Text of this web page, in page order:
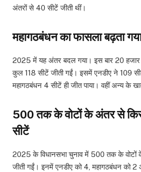
अंतरों से 40 सीटें जीती थीं।
महागठबंधन का फासला बढ़ता
2025 में यह अंतर बदल गया। इस बार 20 हजार
कुल 118 सीटें जीती गईं। इसमें एनडीए ने 109
महागठबंधन 4 सीटें ही जीत पाया। वहीं अन्य के
500 तक के वोटों के अंतर से
सीटें
2025 के विधानसभा चुनाव में 500 तक के
जीती गईं। इनमें एनडीए को 4, महागठबंधन को